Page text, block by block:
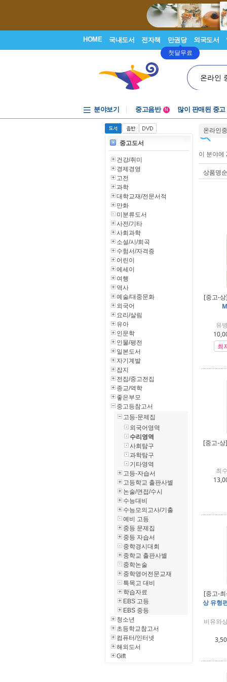
HOME 국내도서 전자책 만권당
첫달무료
외국도서
온라인
분야보기
중고음반
1천원부터
중고음반
N 많이 판매된 중고
온라인
이 분야에
상품명순
[중고-상]
유
최
[중고-상]
최
[중고-
상 유형
비유와
중고도서
건강/취미
경제경영
고전
과학
대학교재/전문서적
만화
미분류도서
사전/기타
사회과학
소설/시/희곡
수험서/자격증
어린이
에세이
여행
역사
예술/대중문화
외국어
요리/살림
유아
인문학
인물/평전
일본도서
자기계발
잡지
전집/중고전집
종교/역학
좋은부모
중고등참고서
고등-문제집
외국어영역
수리영역
사회탐구
과학탐구
기타영역
고등-자습서
고등학교 출판사별
논술/면접/수시
수능대비
수능모의고사/기출
예비 고등
중등 문제집
중등 자습서
중학경시대회
중학교 출판사별
중학논술
중학영어전문교재
특목고 대비
학습자료
EBS 고등
EBS 중등
청소년
초등학교참고서
컴퓨터/인터넷
해외도서
Gift